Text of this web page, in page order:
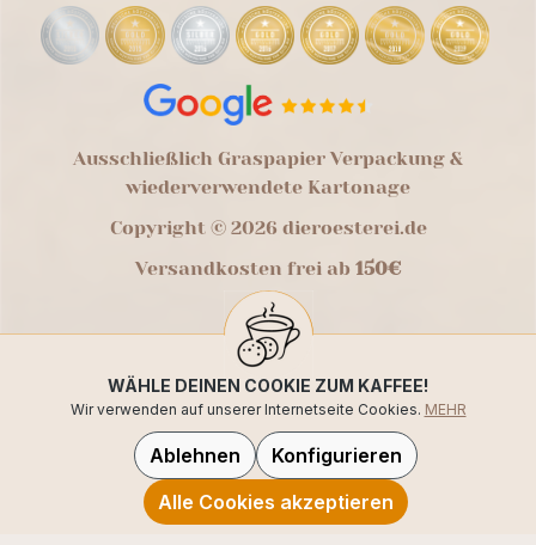
Ausschließlich Graspapier Verpackung &
wiederverwendete Kartonage
Copyright © 2026 dieroesterei.de
Versandkosten frei ab 150€
WÄHLE DEINEN COOKIE ZUM KAFFEE!
Wir verwenden auf unserer Internetseite Cookies. MEHR
Ablehnen
Konfigurieren
Alle Cookies akzeptieren